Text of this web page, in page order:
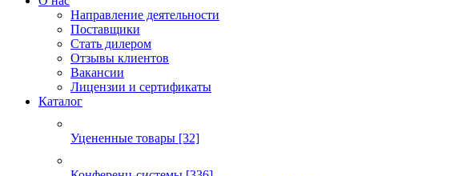
Направление деятельности
Поставщики
Стать дилером
Отзывы клиентов
Вакансии
Лицензии и сертификаты
Каталог
Уцененные товары [32]